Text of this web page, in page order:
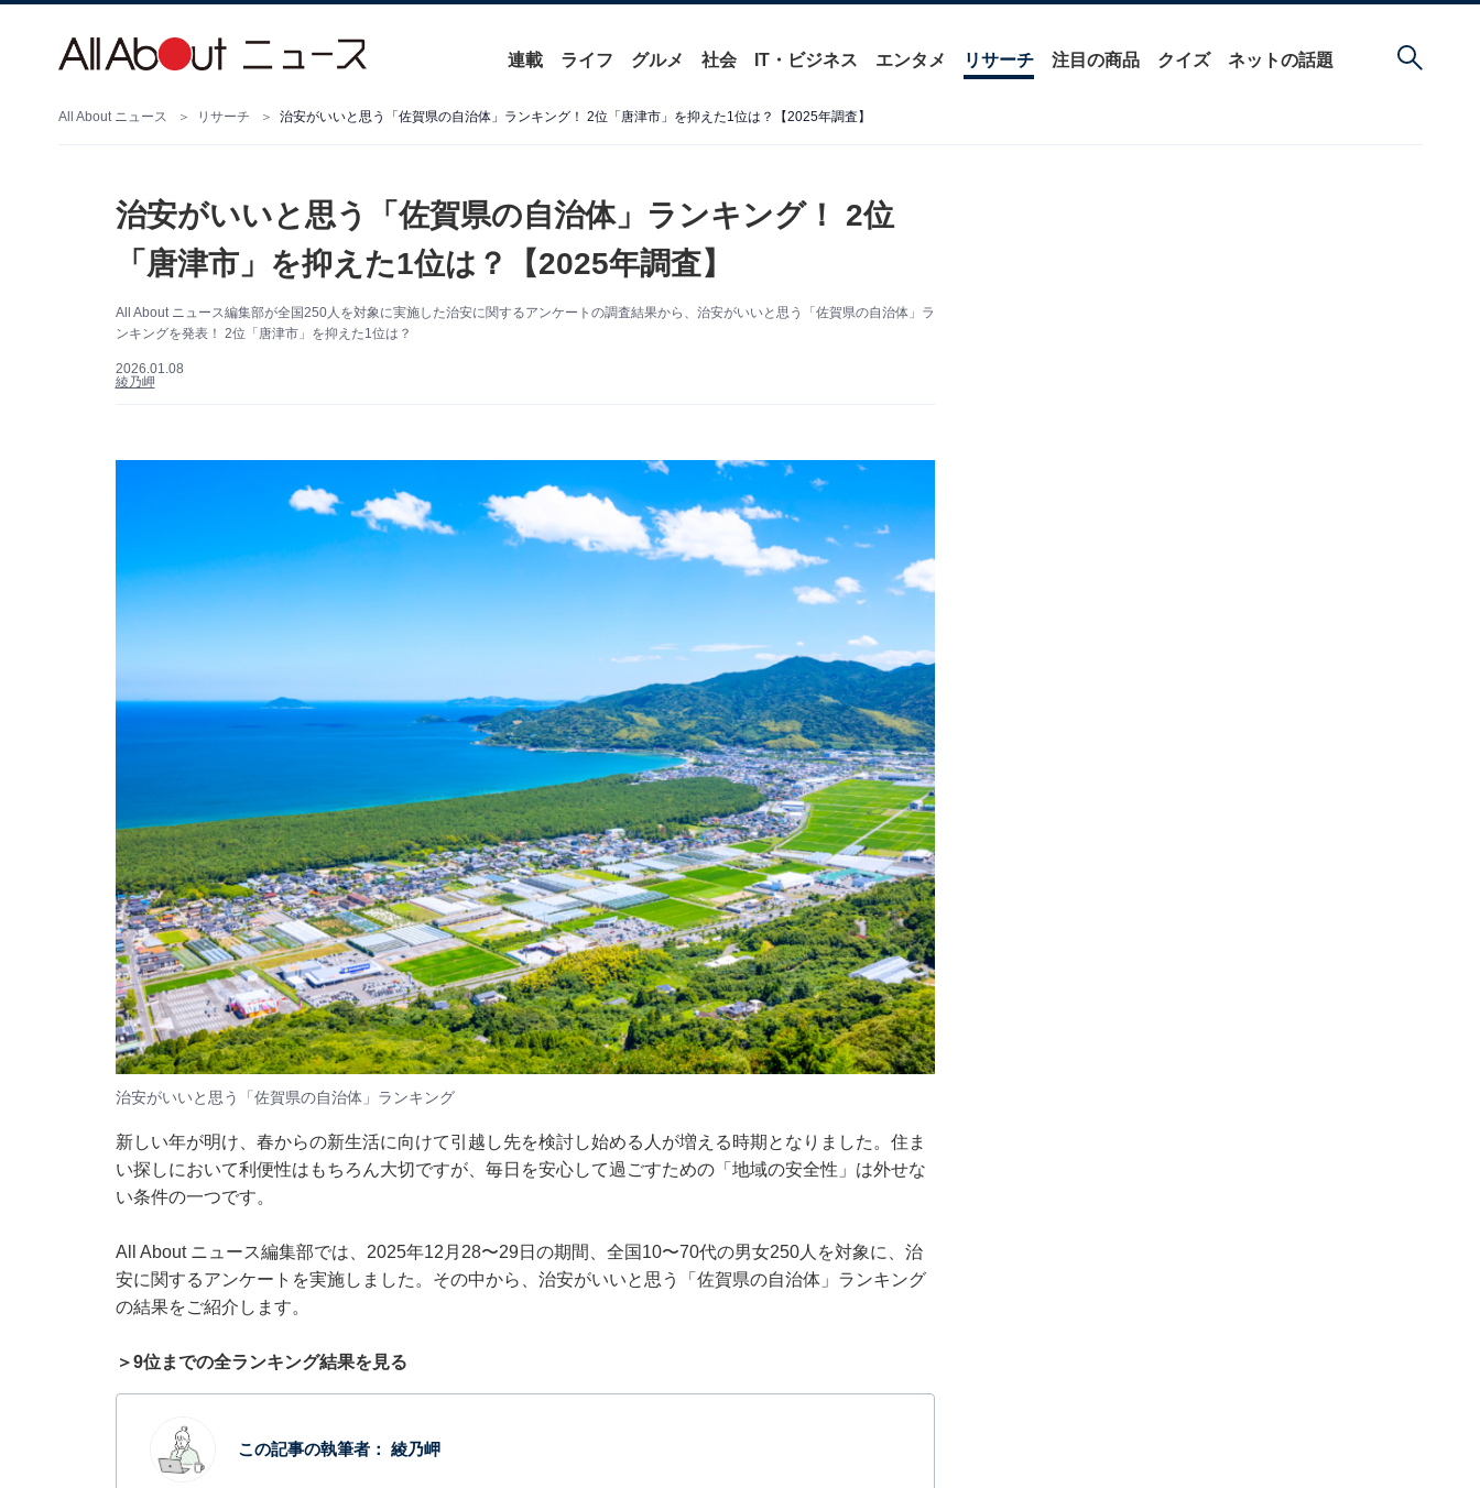
連載 ライフ グルメ 社会 IT・ビジネス エンタメ リサーチ 注目の商品 クイズ ネットの話題
All About ニュース リサーチ 治安がいいと思う「佐賀県の自治体」ランキング！ 2位「唐津市」を抑えた1位は？【2025年調査】
治安がいいと思う「佐賀県の自治体」ランキング！ 2位
「唐津市」を抑えた1位は？【2025年調査】
All About ニュース編集部が全国250人を対象に実施した治安に関するアンケートの調査結果から、治安がいいと思う「佐賀県の自治体」ラ
ンキングを発表！ 2位「唐津市」を抑えた1位は？
2026.01.08
綾乃岬
治安がいいと思う「佐賀県の自治体」ランキング
新しい年が明け、春からの新生活に向けて引越し先を検討し始める人が増える時期となりました。住ま
い探しにおいて利便性はもちろん大切ですが、毎日を安心して過ごすための「地域の安全性」は外せな
い条件の一つです。
All About ニュース編集部では、2025年12月28〜29日の期間、全国10〜70代の男女250人を対象に、治
安に関するアンケートを実施しました。その中から、治安がいいと思う「佐賀県の自治体」ランキング
の結果をご紹介します。
＞9位までの全ランキング結果を見る
この記事の執筆者： 綾乃岬